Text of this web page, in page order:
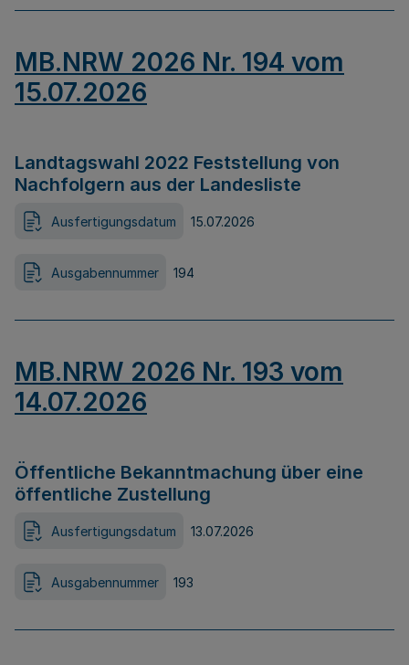
MB.NRW 2026 Nr. 194 vom
15.07.2026
Landtagswahl 2022 Feststellung von
Nachfolgern aus der Landesliste
Ausfertigungsdatum 15.07.2026
Ausgabennummer 194
MB.NRW 2026 Nr. 193 vom
14.07.2026
Öffentliche Bekanntmachung über eine
öffentliche Zustellung
Ausfertigungsdatum 13.07.2026
Ausgabennummer 193